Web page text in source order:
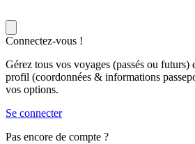
Connectez-vous !
Gérez tous vos voyages (passés ou
profil (coordonnées & informations
vos options.
Se connecter
Pas encore de compte ?